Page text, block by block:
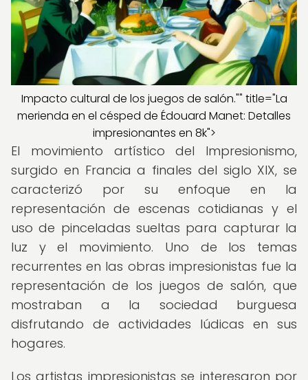
Impacto cultural de los juegos de salón."" title="La
merienda en el césped de Édouard Manet: Detalles
impresionantes en 8k">
El movimiento artístico del Impresionismo,
surgido en Francia a finales del siglo XIX, se
caracterizó por su enfoque en la
representación de escenas cotidianas y el
uso de pinceladas sueltas para capturar la
luz y el movimiento. Uno de los temas
recurrentes en las obras impresionistas fue la
representación de los juegos de salón, que
mostraban a la sociedad burguesa
disfrutando de actividades lúdicas en sus
hogares.
Los artistas impresionistas se interesaron por